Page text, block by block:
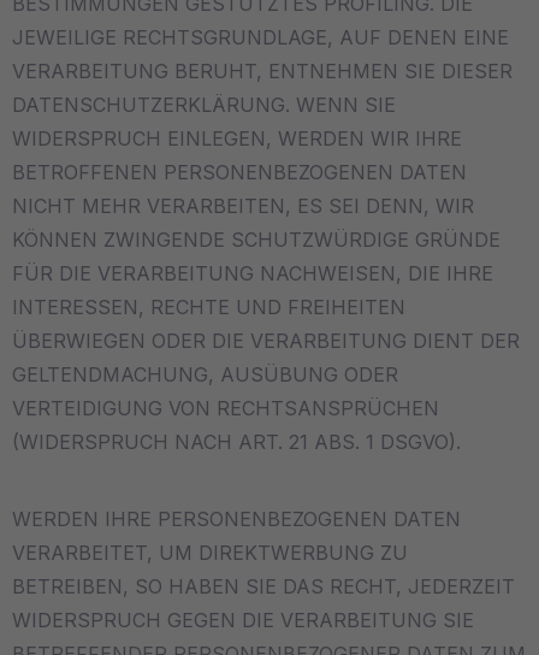
JEWEILIGE RECHTSGRUNDLAGE, AUF DENEN EINE
VERARBEITUNG BERUHT, ENTNEHMEN SIE DIESER
DATENSCHUTZERKLÄRUNG. WENN SIE
WIDERSPRUCH EINLEGEN, WERDEN WIR IHRE
BETROFFENEN PERSONENBEZOGENEN DATEN
NICHT MEHR VERARBEITEN, ES SEI DENN, WIR
KÖNNEN ZWINGENDE SCHUTZWÜRDIGE GRÜNDE
FÜR DIE VERARBEITUNG NACHWEISEN, DIE IHRE
INTERESSEN, RECHTE UND FREIHEITEN
ÜBERWIEGEN ODER DIE VERARBEITUNG DIENT DER
GELTENDMACHUNG, AUSÜBUNG ODER
VERTEIDIGUNG VON RECHTSANSPRÜCHEN
(WIDERSPRUCH NACH ART. 21 ABS. 1 DSGVO).
WERDEN IHRE PERSONENBEZOGENEN DATEN
VERARBEITET, UM DIREKTWERBUNG ZU
BETREIBEN, SO HABEN SIE DAS RECHT, JEDERZEIT
WIDERSPRUCH GEGEN DIE VERARBEITUNG SIE